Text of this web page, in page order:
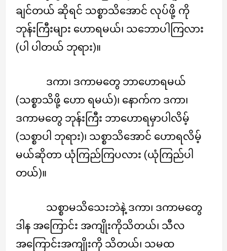
ချင်တယ် ဆိုရင် သစ္စာသိအောင် လုပ်ဖို့ ကို
ဘုန်းကြီးများ ဟောရမယ်၊ သဘောပါကြလား
(ပါ ပါတယ် ဘုရား)။
ဒကာ၊ ဒကာမတွေ ဘာဟောရမယ်
(သစ္စာသိဖို့ ဟော ရမယ်)၊ နောက်က ဒကာ၊
ဒကာမတွေ ဘုန်းကြီး ဘာဟောရမှာပါလိမ့်
(သစ္စာပါ ဘုရား)၊ သစ္စာသိအောင် ဟောရလိမ့်
မယ်ဆိုတာ ယုံကြည်ကြပလား (ယုံကြည်ပါ
တယ်)။
သစ္စာမသိသေးဘဲနဲ့ ဒကာ၊ ဒကာမတွေ
ဒါန အကြောင်း အကျိုးကိုသိတယ်၊ သီလ
အကြောင်းအကျိုးကို သိတယ်၊ သမထ